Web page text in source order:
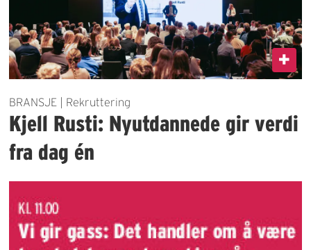
BRANSJE | Rekruttering
Kjell Rusti: Nyutdannede gir verdi
fra dag én